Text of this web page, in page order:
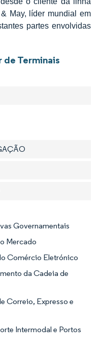
May, líder mundial em
partes envolvidas
Terminais
Governamentais
Mercado
Comércio Eletrónico
da Cadeia de
Correio, Expresso e
Intermodal e Portos